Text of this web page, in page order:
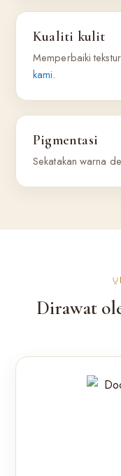
Kualiti kulit
Memperbaiki
kami.
Pigmentasi
Sekatakan warna
Dirawat